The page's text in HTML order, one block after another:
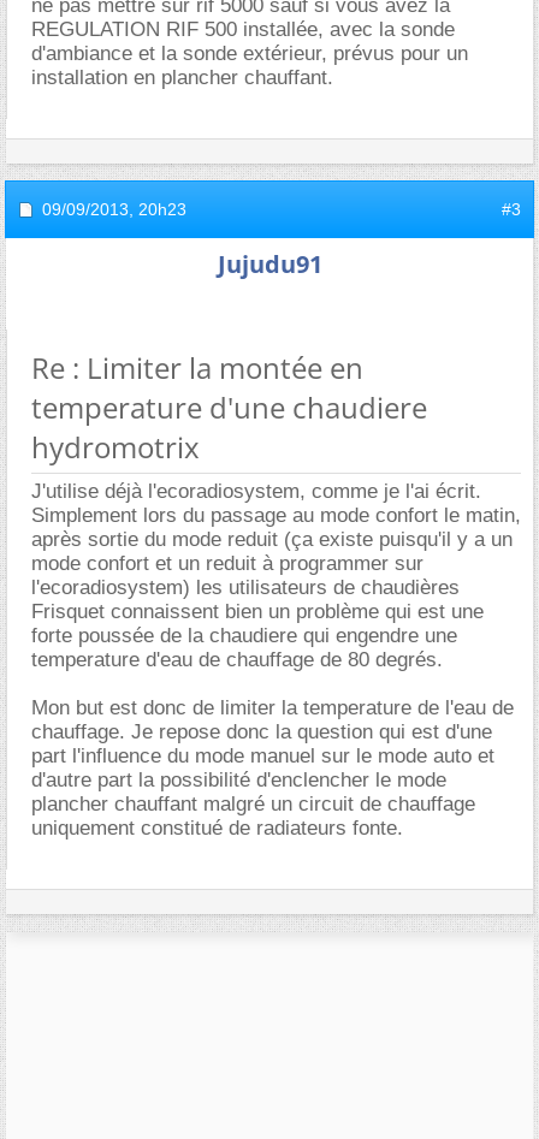
ne pas mettre sur rif 5000 sauf si vous avez la
REGULATION RIF 500 installée, avec la sonde
d'ambiance et la sonde extérieur, prévus pour un
installation en plancher chauffant.
09/09/2013, 20h23 #3
Jujudu91
Re : Limiter la montée en
temperature d'une chaudiere
hydromotrix
J'utilise déjà l'ecoradiosystem, comme je l'ai écrit.
Simplement lors du passage au mode confort le matin,
après sortie du mode reduit (ça existe puisqu'il y a un
mode confort et un reduit à programmer sur
l'ecoradiosystem) les utilisateurs de chaudières
Frisquet connaissent bien un problème qui est une
forte poussée de la chaudiere qui engendre une
temperature d'eau de chauffage de 80 degrés.
Mon but est donc de limiter la temperature de l'eau de
chauffage. Je repose donc la question qui est d'une
part l'influence du mode manuel sur le mode auto et
d'autre part la possibilité d'enclencher le mode
plancher chauffant malgré un circuit de chauffage
uniquement constitué de radiateurs fonte.